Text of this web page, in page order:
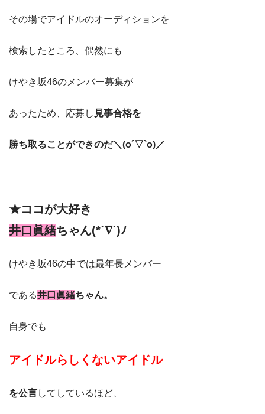
その場でアイドルのオーディションを
検索したところ、偶然にも
けやき坂46のメンバー募集が
あったため、応募し 見事合格を
勝ち取ることができのだ＼(o´▽`o)／
★ココが大好き
井口眞緒ちゃん(*´∇`)ﾉ
けやき坂46の中では最年長メンバー
である井口眞緒ちゃん。
自身でも
アイドルらしくないアイドル
を公言してしているほど、